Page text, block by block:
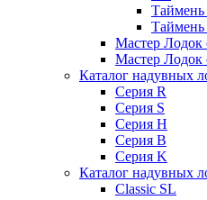
Таймень
Мастер Лодок
Мастер Лодок
Каталог надувных
Серия R
Серия S
Серия H
Серия B
Серия K
Каталог надувных
Classic SL